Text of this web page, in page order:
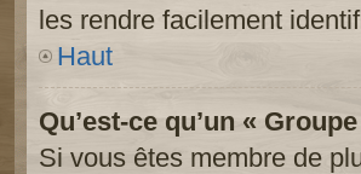
les rendre facilement
Haut
Qu’est-ce qu’un «
Si vous êtes membre de